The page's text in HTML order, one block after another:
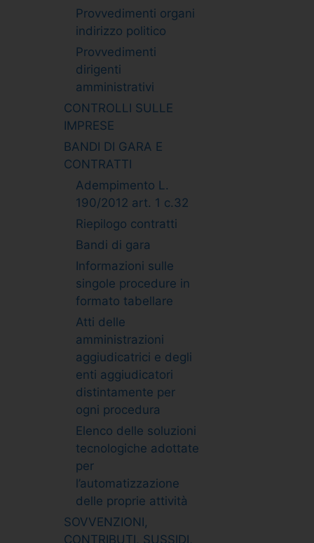
Provvedimenti organi
indirizzo politico
Provvedimenti
dirigenti
amministrativi
CONTROLLI SULLE
IMPRESE
BANDI DI GARA E
CONTRATTI
Adempimento L.
190/2012 art. 1 c.32
Riepilogo contratti
Bandi di gara
Informazioni sulle
singole procedure in
formato tabellare
Atti delle
amministrazioni
aggiudicatrici e degli
enti aggiudicatori
distintamente per
ogni procedura
Elenco delle soluzioni
tecnologiche adottate
per
l’automatizzazione
delle proprie attività
SOVVENZIONI,
CONTRIBUTI, SUSSIDI,